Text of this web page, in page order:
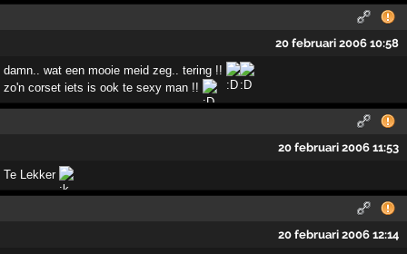
20 februari 2006 10:58
damn.. wat een mooie meid zeg.. tering !!
zo'n corset iets is ook te sexy man !!
20 februari 2006 11:53
Te Lekker
20 februari 2006 12:14